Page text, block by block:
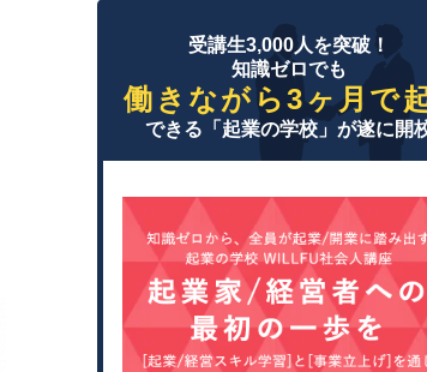
受講生3,000人を突破！
知識ゼロでも
働きながら3ヶ月で
できる「起業の学校」が遂に開